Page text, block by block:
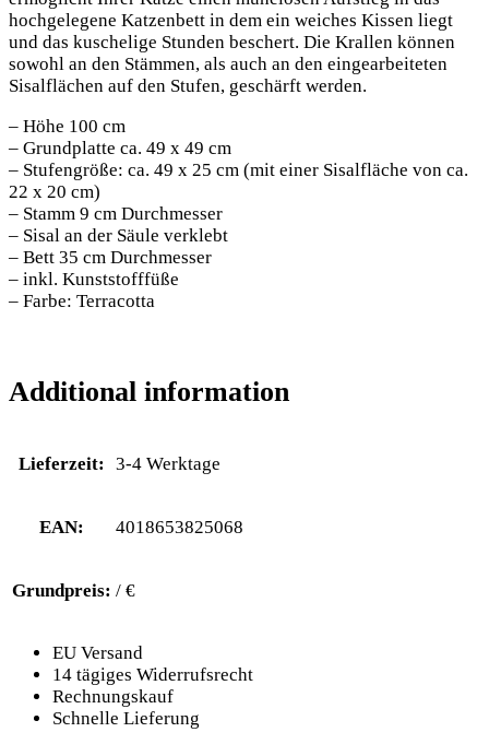
hochgelegene Katzenbett in dem ein weiches Kissen liegt
und das kuschelige Stunden beschert. Die Krallen können
sowohl an den Stämmen, als auch an den eingearbeiteten
Sisalflächen auf den Stufen, geschärft werden.
– Höhe 100 cm
– Grundplatte ca. 49 x 49 cm
– Stufengröße: ca. 49 x 25 cm (mit einer Sisalfläche von ca.
22 x 20 cm)
– Stamm 9 cm Durchmesser
– Sisal an der Säule verklebt
– Bett 35 cm Durchmesser
– inkl. Kunststofffüße
– Farbe: Terracotta
Additional information
Lieferzeit: 3-4 Werktage
EAN: 4018653825068
Grundpreis: / €
EU Versand
14 tägiges Widerrufsrecht
Rechnungskauf
Schnelle Lieferung